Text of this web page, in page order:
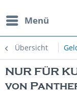
Menü
Übersicht
NUR FÜR
von